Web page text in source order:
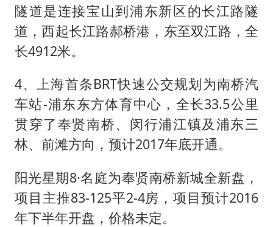
隧道是连接宝山到浦东新区的长江路隧
道，西起长江路郝桥港，东至双江路，全
长4912米。
4、上海首条BRT快速公交规划为南桥汽
车站-浦东东方体育中心，全长33.5公里
贯穿了奉贤南桥、闵行浦江镇及浦东三
林、前滩方向，预计2017年底开通。
阳光星期8·名庭为奉贤南桥新城全新盘，
项目主推83-125平2-4房，项目预计2016
年下半年开盘，价格未定。